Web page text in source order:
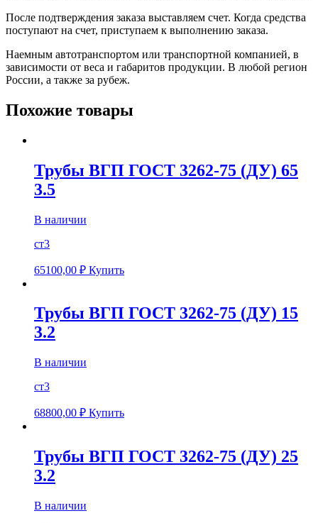
После подтверждения заказа выставляем счет. Когда средства
поступают на счет, приступаем к выполнению заказа.
Наемным автотранспортом или транспортной компанией, в
зависимости от веса и габаритов продукции. В любой регион
России, а также за рубеж.
Похожие товары
Трубы ВГП ГОСТ 3262-75 (ДУ) 65
3.5
В наличии
ст3
65100,00 ₽ Купить
Трубы ВГП ГОСТ 3262-75 (ДУ) 15
3.2
В наличии
ст3
68800,00 ₽ Купить
Трубы ВГП ГОСТ 3262-75 (ДУ) 25
3.2
В наличии